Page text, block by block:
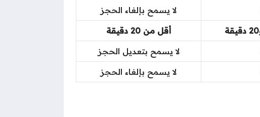
لا يسمح بإلغاء الحجز
أقل من 20 دقيقة
لا يسمح بتعديل الحجز
لا يسمح بإلغاء الحجز